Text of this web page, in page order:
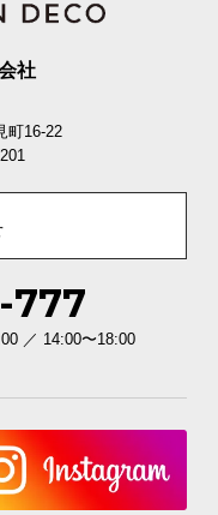
社
町16-22
777
／ 14:00〜18:00